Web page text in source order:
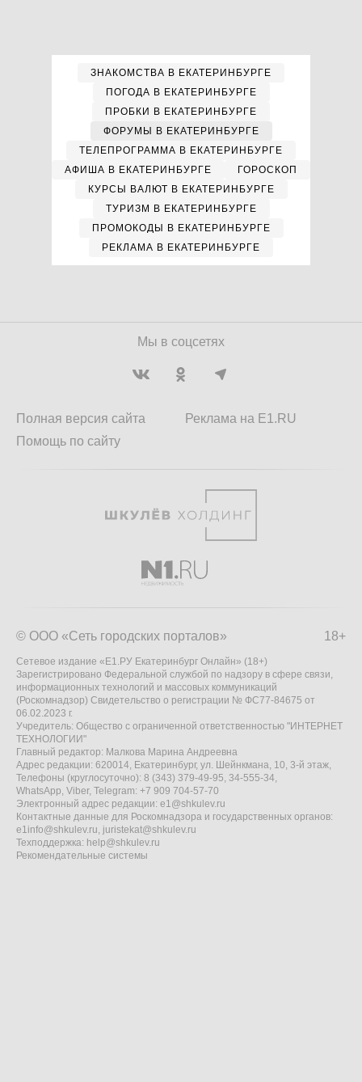
ЗНАКОМСТВА В ЕКАТЕРИНБУРГЕ
ПОГОДА В ЕКАТЕРИНБУРГЕ
ПРОБКИ В ЕКАТЕРИНБУРГЕ
ФОРУМЫ В ЕКАТЕРИНБУРГЕ
ТЕЛЕПРОГРАММА В ЕКАТЕРИНБУРГЕ
АФИША В ЕКАТЕРИНБУРГЕ
ГОРОСКОП
КУРСЫ ВАЛЮТ В ЕКАТЕРИНБУРГЕ
ТУРИЗМ В ЕКАТЕРИНБУРГЕ
ПРОМОКОДЫ В ЕКАТЕРИНБУРГЕ
РЕКЛАМА В ЕКАТЕРИНБУРГЕ
Мы в соцсетях
Полная версия сайта
Помощь по сайту
Реклама на E1.RU
18+
© ООО «Сеть городских порталов»
Сетевое издание «Е1.РУ Екатеринбург Онлайн» (18+)
Зарегистрировано Федеральной службой по надзору в сфере связи,
информационных технологий и массовых коммуникаций
(Роскомнадзор) Свидетельство о регистрации № ФС77-84675 от
06.02.2023 г.
Учредитель: Общество с ограниченной ответственностью "ИНТЕРНЕТ
ТЕХНОЛОГИИ"
Главный редактор: Малкова Марина Андреевна
Адрес редакции: 620014, Екатеринбург, ул. Шейнкмана, 10, 3-й этаж,
Телефоны (круглосуточно): 8 (343) 379-49-95, 34-555-34,
WhatsApp, Viber, Telegram: +7 909 704-57-70
Электронный адрес редакции: e1@shkulev.ru
Контактные данные для Роскомнадзора и государственных органов:
e1info@shkulev.ru, juristekat@shkulev.ru
Техподдержка: help@shkulev.ru
Рекомендательные системы